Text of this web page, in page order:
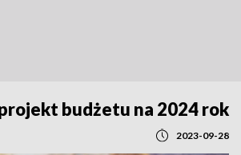
budżetu na 2024 rok
2023-09-28